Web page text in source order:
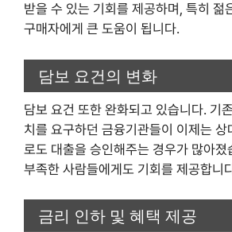
받을 수 있는 기회를 제공하며, 특히 젊
구매자에게 큰 도움이 됩니다.
담보 요건의 변화
담보 요건 또한 완화되고 있습니다. 기
치를 요구하던 금융기관들이 이제는 상
로도 대출을 승인해주는 경우가 많아졌
부족한 사람들에게도 기회를 제공합니
금리 인하 및 혜택 제공